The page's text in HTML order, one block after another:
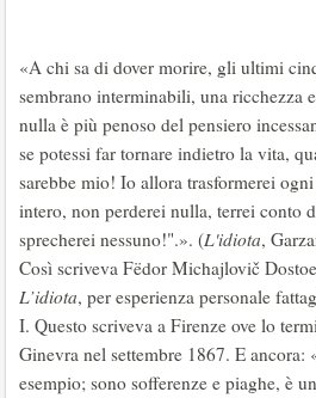
«A chi sa di dover morire, gli ultimi
sembrano interminabili, una ricchezza
nulla è più penoso del pensiero
se potessi far tornare indietro la vita,
sarebbe mio! Io allora trasformerei
intero, non perderei nulla, terrei conto
sprecherei nessuno!".». (L'idiota,
Così scriveva Fëdor Michajlovič
L’idiota, per esperienza personale
I. Questo scriveva a Firenze ove lo
Ginevra nel settembre 1867. E ancora:
esempio; sono sofferenze e piaghe, è